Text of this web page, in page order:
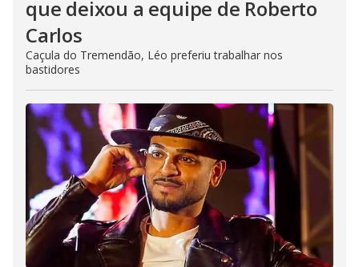
que deixou a equipe de Roberto
Carlos
Caçula do Tremendão, Léo preferiu trabalhar nos
bastidores